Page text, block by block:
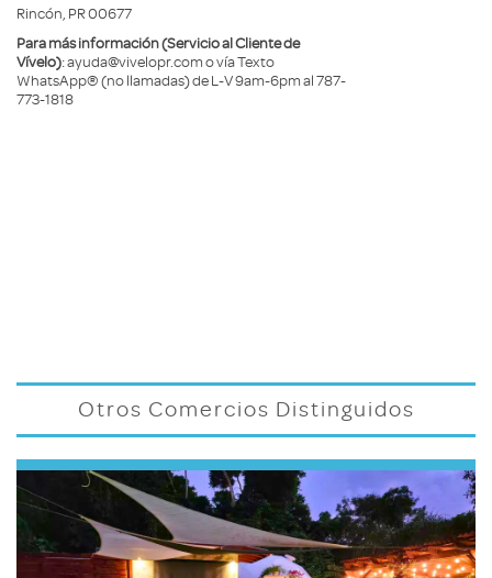
Rincón, PR 00677
Para más información (Servicio al Cliente de
Vívelo): ayuda@vivelopr.com o vía Texto
WhatsApp® (no llamadas) de L-V 9am-6pm al 787-
773-1818
Otros Comercios Distinguidos